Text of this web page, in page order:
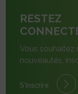
RESTEZ
Vous souhaitez
nouveautés,
S'inscrire